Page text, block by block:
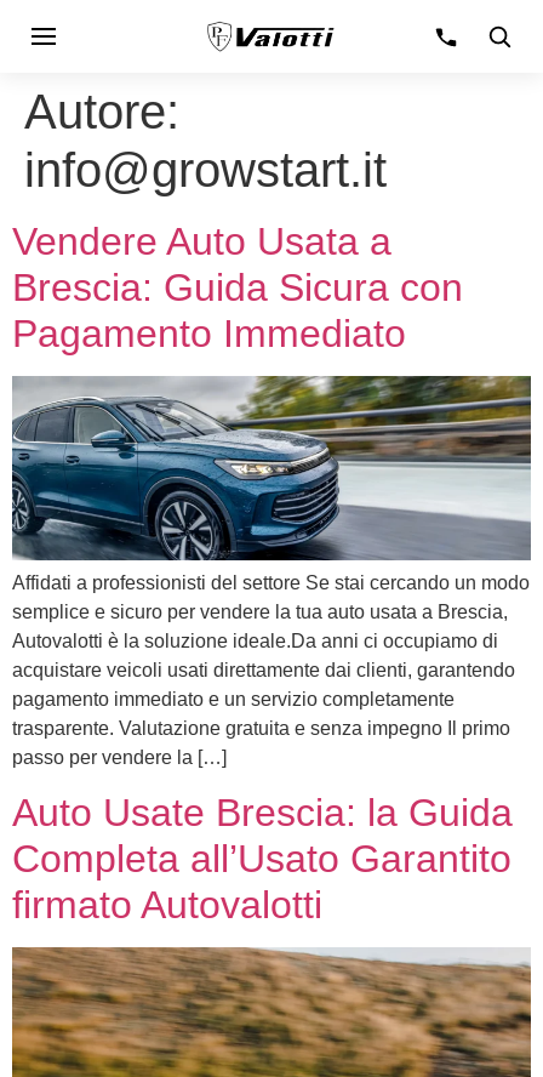
Autore:
info@growstart.it
Vendere Auto Usata a
Brescia: Guida Sicura con
Pagamento Immediato
Affidati a professionisti del settore Se stai cercando un modo
semplice e sicuro per vendere la tua auto usata a Brescia,
Autovalotti è la soluzione ideale.Da anni ci occupiamo di
acquistare veicoli usati direttamente dai clienti, garantendo
pagamento immediato e un servizio completamente
trasparente. Valutazione gratuita e senza impegno Il primo
passo per vendere la […]
Auto Usate Brescia: la Guida
Completa all’Usato Garantito
firmato Autovalotti